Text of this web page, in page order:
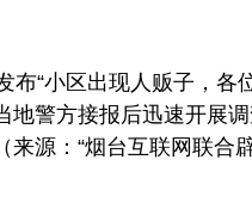
“小区出现人贩子，
警方接报后迅速开展
源：“烟台互联网联合